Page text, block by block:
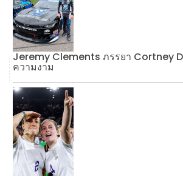
Jeremy Clements ภรรยา Cortney
ความงาม